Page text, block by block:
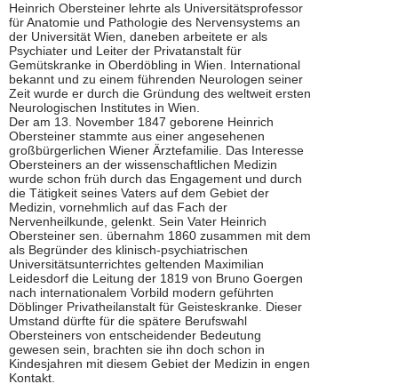
Heinrich Obersteiner lehrte als Universitätsprofessor
für Anatomie und Pathologie des Nervensystems an
der Universität Wien, daneben arbeitete er als
Psychiater und Leiter der Privatanstalt für
Gemütskranke in Oberdöbling in Wien. International
bekannt und zu einem führenden Neurologen seiner
Zeit wurde er durch die Gründung des weltweit ersten
Neurologischen Institutes in Wien.
Der am 13. November 1847 geborene Heinrich
Obersteiner stammte aus einer angesehenen
großbürgerlichen Wiener Ärztefamilie. Das Interesse
Obersteiners an der wissenschaftlichen Medizin
wurde schon früh durch das Engagement und durch
die Tätigkeit seines Vaters auf dem Gebiet der
Medizin, vornehmlich auf das Fach der
Nervenheilkunde, gelenkt. Sein Vater Heinrich
Obersteiner sen. übernahm 1860 zusammen mit dem
als Begründer des klinisch-psychiatrischen
Universitätsunterrichtes geltenden Maximilian
Leidesdorf die Leitung der 1819 von Bruno Goergen
nach internationalem Vorbild modern geführten
Döblinger Privatheilanstalt für Geisteskranke. Dieser
Umstand dürfte für die spätere Berufswahl
Obersteiners von entscheidender Bedeutung
gewesen sein, brachten sie ihn doch schon in
Kindesjahren mit diesem Gebiet der Medizin in engen
Kontakt.